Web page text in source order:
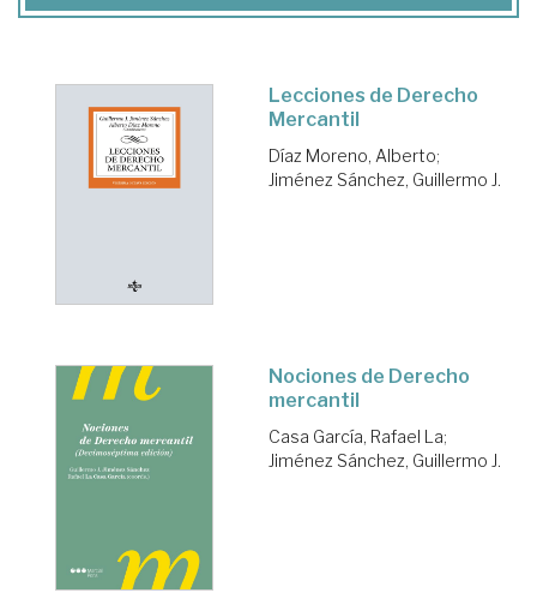
Lecciones de Derecho
Mercantil
Díaz Moreno, Alberto;
Jiménez Sánchez, Guillermo J.
Nociones de Derecho
mercantil
Casa García, Rafael La;
Jiménez Sánchez, Guillermo J.